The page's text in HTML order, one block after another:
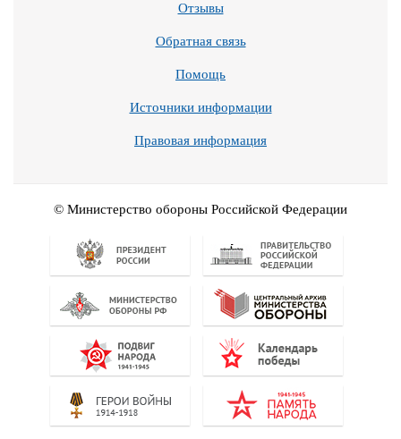
Отзывы
Обратная связь
Помощь
Источники информации
Правовая информация
© Министерство обороны Российской Федерации